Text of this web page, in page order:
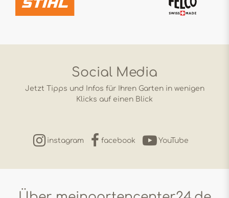
Social Media
Jetzt Tipps und Infos für Ihren Garten in wenigen
Klicks auf einen Blick
instagram facebook YouTube